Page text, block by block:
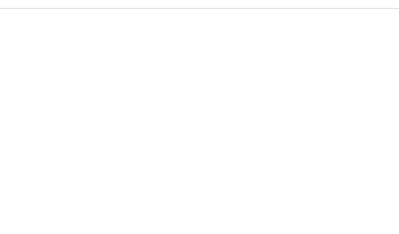
immatriculé au RSAC de ANGERS sous le numéro 854 072